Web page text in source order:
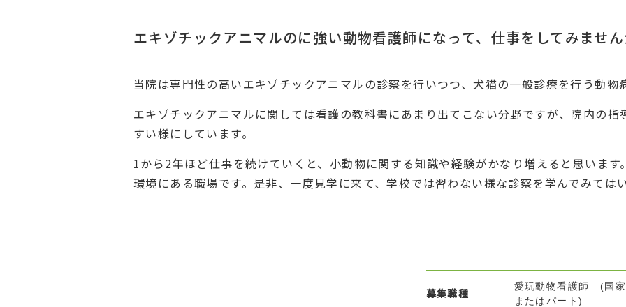
エキゾチックアニマルのに強い動物看護師になって、仕事をしてみません
当院は専門性の高いエキゾチックアニマルの診察を行いつつ、犬猫の一般診療を行う動物
エキゾチックアニマルに関しては看護の教科書にあまり出てこない分野ですが、院内の指
すい様にしています。
1から2年ほど仕事を続けていくと、小動物に関する知識や経験がかなり増えると思います
環境にある職場です。是非、一度見学に来て、学校では習わない様な診察を学んでみては
募集職種
愛玩動物看護師 (国家
またはパート)